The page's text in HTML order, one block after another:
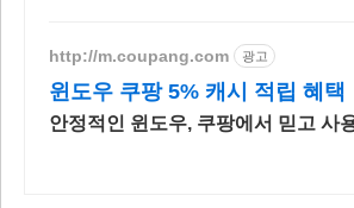
http://m.coupang.com 광고
윈도우 쿠팡 5% 캐시 적립 혜택
안정적인 윈도우, 쿠팡에서 믿고 사